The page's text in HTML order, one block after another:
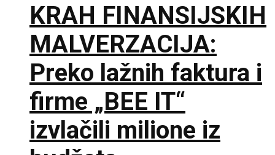
KRAH FINANSIJSKIH
MALVERZACIJA:
Preko lažnih faktura i
firme „BEE IT“
izvlačili milione iz